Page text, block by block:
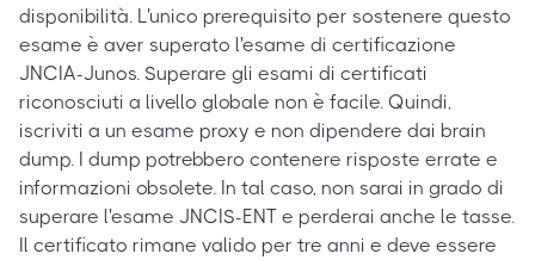
disponibilità. L'unico prerequisito per sostenere questo
esame è aver superato l'esame di certificazione
JNCIA-Junos. Superare gli esami di certificati
riconosciuti a livello globale non è facile. Quindi,
iscriviti a un esame proxy e non dipendere dai brain
dump. I dump potrebbero contenere risposte errate e
informazioni obsolete. In tal caso, non sarai in grado di
superare l'esame JNCIS-ENT e perderai anche le tasse.
Il certificato rimane valido per tre anni e deve essere